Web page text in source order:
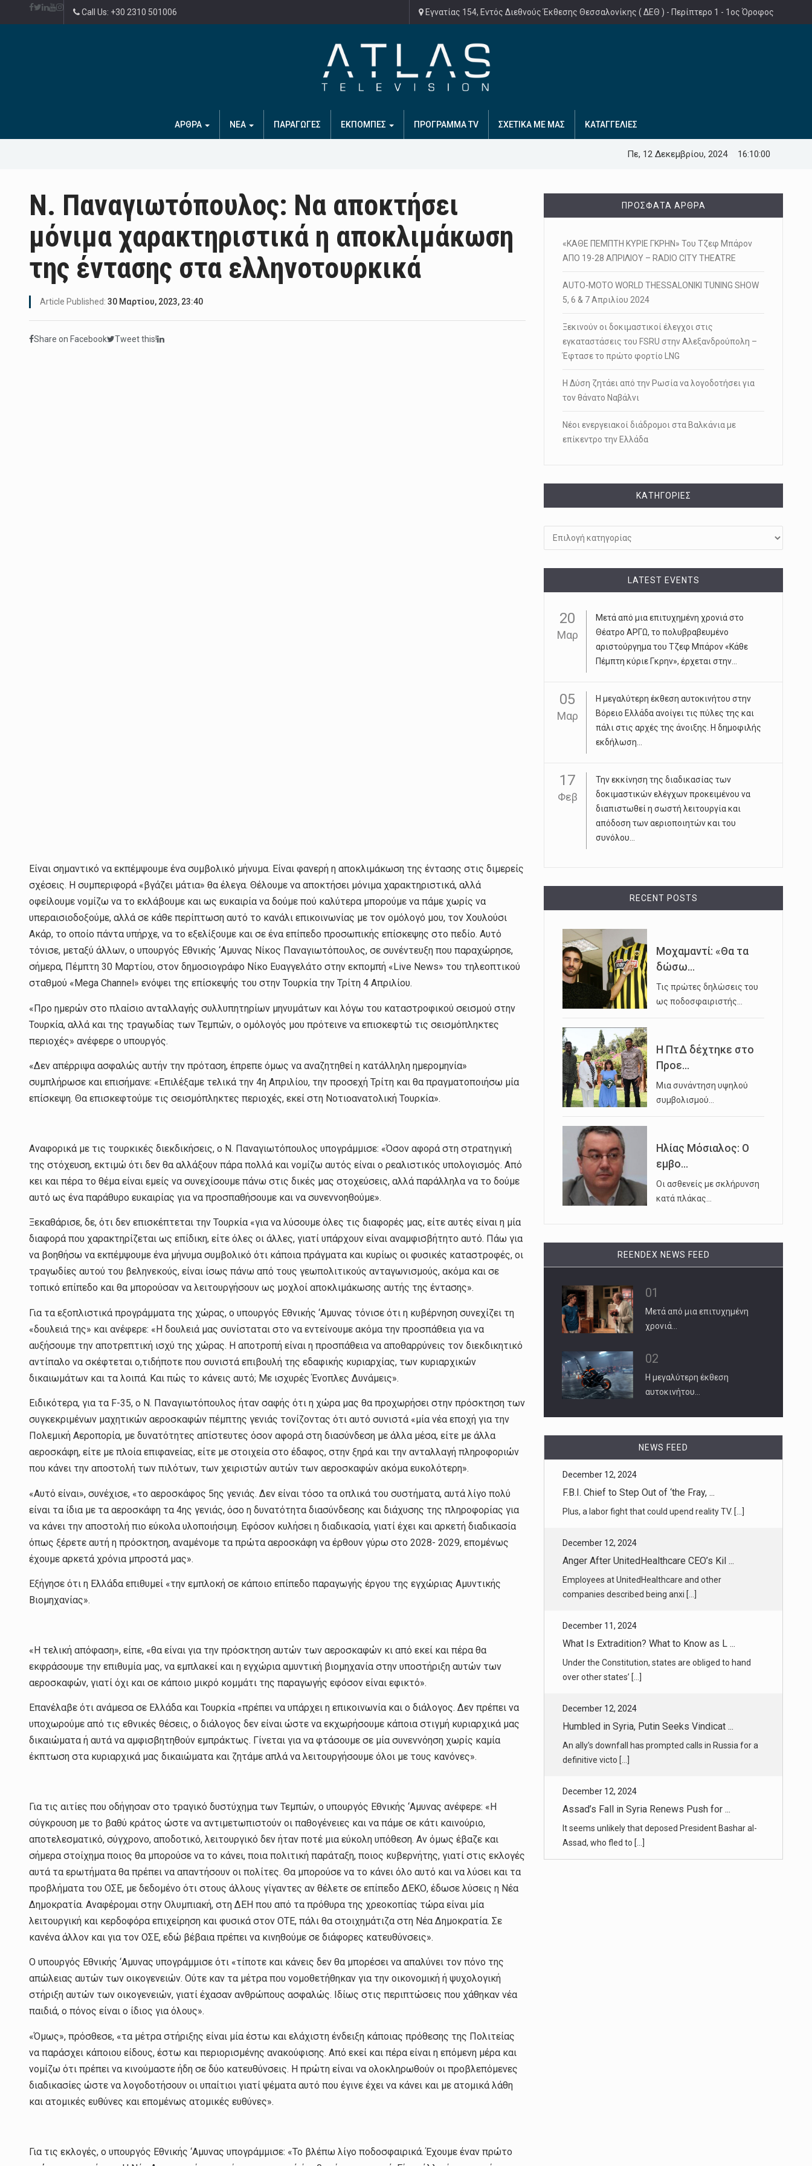
Call Us: +30 2310 501006 Εγνατίας 154, Εντός Διεθνούς Έκθεσης Θεσσαλονίκης ( ΔΕΘ ) - Περίπτερο 1 - 1ος Όροφος
ΑΡΘΡΑ ΝΕΑ ΠΑΡΑΓΩΓΕΣ ΕΚΠΟΜΠΕΣ ΠΡΟΓΡΑΜΜΑ TV ΣΧΕΤΙΚΑ ΜΕ ΜΑΣ ΚΑΤΑΓΓΕΛΙΕΣ
16:10:01
Πε, 12 Δεκεμβρίου, 2024
Ν. Παναγιωτόπουλος: Να αποκτήσει
μόνιμα χαρακτηριστικά η αποκλιμάκωση
της έντασης στα ελληνοτουρκικά
Article Published: 30 Μαρτίου, 2023, 23:40
Share on Facebook Tweet this!
Είναι σημαντικό να εκπέμψουμε ένα συμβολικό μήνυμα. Είναι φανερή η αποκλιμάκωση της έντασης στις διμερείς
σχέσεις. Η συμπεριφορά «βγάζει μάτια» θα έλεγα. Θέλουμε να αποκτήσει μόνιμα χαρακτηριστικά, αλλά
οφείλουμε νομίζω να το εκλάβουμε και ως ευκαιρία να δούμε πού καλύτερα μπορούμε να πάμε χωρίς να
υπεραισιοδοξούμε, αλλά σε κάθε περίπτωση αυτό το κανάλι επικοινωνίας με τον ομόλογό μου, τον Χουλούσι
Ακάρ, το οποίο πάντα υπήρχε, να το εξελίξουμε και σε ένα επίπεδο προσωπικής επίσκεψης στο πεδίο. Αυτό
τόνισε, μεταξύ άλλων, ο υπουργός Εθνικής ‘Αμυνας Νίκος Παναγιωτόπουλος, σε συνέντευξη που παραχώρησε,
σήμερα, Πέμπτη 30 Μαρτίου, στον δημοσιογράφο Νίκο Ευαγγελάτο στην εκπομπή «Live News» του τηλεοπτικού
σταθμού «Mega Channel» ενόψει της επίσκεψής του στην Τουρκία την Τρίτη 4 Απριλίου.
«Προ ημερών στο πλαίσιο ανταλλαγής συλλυπητηρίων μηνυμάτων και λόγω του καταστροφικού σεισμού στην
Τουρκία, αλλά και της τραγωδίας των Τεμπών, ο ομόλογός μου πρότεινε να επισκεφτώ τις σεισμόπληκτες
περιοχές» ανέφερε ο υπουργός.
«Δεν απέρριψα ασφαλώς αυτήν την πρόταση, έπρεπε όμως να αναζητηθεί η κατάλληλη ημερομηνία»
συμπλήρωσε και επισήμανε: «Επιλέξαμε τελικά την 4η Απριλίου, την προσεχή Τρίτη και θα πραγματοποιήσω μία
επίσκεψη. Θα επισκεφτούμε τις σεισμόπληκτες περιοχές, εκεί στη Νοτιοανατολική Τουρκία».
Αναφορικά με τις τουρκικές διεκδικήσεις, ο Ν. Παναγιωτόπουλος υπογράμμισε: «Όσον αφορά στη στρατηγική
της στόχευση, εκτιμώ ότι δεν θα αλλάξουν πάρα πολλά και νομίζω αυτός είναι ο ρεαλιστικός υπολογισμός. Από
κει και πέρα το θέμα είναι εμείς να συνεχίσουμε πάνω στις δικές μας στοχεύσεις, αλλά παράλληλα να το δούμε
αυτό ως ένα παράθυρο ευκαιρίας για να προσπαθήσουμε και να συνεννοηθούμε».
Ξεκαθάρισε, δε, ότι δεν επισκέπτεται την Τουρκία «για να λύσουμε όλες τις διαφορές μας, είτε αυτές είναι η μία
διαφορά που χαρακτηρίζεται ως επίδικη, είτε όλες οι άλλες, γιατί υπάρχουν είναι αναμφισβήτητο αυτό. Πάω για
να βοηθήσω να εκπέμψουμε ένα μήνυμα συμβολικό ότι κάποια πράγματα και κυρίως οι φυσικές καταστροφές, οι
τραγωδίες αυτού του βεληνεκούς, είναι ίσως πάνω από τους γεωπολιτικούς ανταγωνισμούς, ακόμα και σε
τοπικό επίπεδο και θα μπορούσαν να λειτουργήσουν ως μοχλοί αποκλιμάκωσης αυτής της έντασης».
Για τα εξοπλιστικά προγράμματα της χώρας, ο υπουργός Εθνικής ‘Αμυνας τόνισε ότι η κυβέρνηση συνεχίζει τη
«δουλειά της» και ανέφερε: «Η δουλειά μας συνίσταται στο να εντείνουμε ακόμα την προσπάθεια για να
αυξήσουμε την αποτρεπτική ισχύ της χώρας. Η αποτροπή είναι η προσπάθεια να αποθαρρύνεις τον διεκδικητικό
αντίπαλο να σκέφτεται ο,τιδήποτε που συνιστά επιβουλή της εδαφικής κυριαρχίας, των κυριαρχικών
δικαιωμάτων και τα λοιπά. Και πώς το κάνεις αυτό; Με ισχυρές Ένοπλες Δυνάμεις».
Ειδικότερα, για τα F-35, ο Ν. Παναγιωτόπουλος ήταν σαφής ότι η χώρα μας θα προχωρήσει στην πρόσκτηση των
συγκεκριμένων μαχητικών αεροσκαφών πέμπτης γενιάς τονίζοντας ότι αυτό συνιστά «μία νέα εποχή για την
Πολεμική Αεροπορία, με δυνατότητες απίστευτες όσον αφορά στη διασύνδεση με άλλα μέσα, είτε με άλλα
αεροσκάφη, είτε με πλοία επιφανείας, είτε με στοιχεία στο έδαφος, στην ξηρά και την ανταλλαγή πληροφοριών
που κάνει την αποστολή των πιλότων, των χειριστών αυτών των αεροσκαφών ακόμα ευκολότερη».
«Αυτό είναι», συνέχισε, «το αεροσκάφος 5ης γενιάς. Δεν είναι τόσο τα οπλικά του συστήματα, αυτά λίγο πολύ
είναι τα ίδια με τα αεροσκάφη τα 4ης γενιάς, όσο η δυνατότητα διασύνδεσης και διάχυσης της πληροφορίας για
να κάνει την αποστολή πιο εύκολα υλοποιήσιμη. Εφόσον κυλήσει η διαδικασία, γιατί έχει και αρκετή διαδικασία
όπως ξέρετε αυτή η πρόσκτηση, αναμένομε τα πρώτα αεροσκάφη να έρθουν γύρω στο 2028- 2029, επομένως
έχουμε αρκετά χρόνια μπροστά μας».
Εξήγησε ότι η Ελλάδα επιθυμεί «την εμπλοκή σε κάποιο επίπεδο παραγωγής έργου της εγχώριας Αμυντικής
Βιομηχανίας».
«Η τελική απόφαση», είπε, «θα είναι για την πρόσκτηση αυτών των αεροσκαφών κι από εκεί και πέρα θα
εκφράσουμε την επιθυμία μας, να εμπλακεί και η εγχώρια αμυντική βιομηχανία στην υποστήριξη αυτών των
αεροσκαφών, γιατί όχι και σε κάποιο μικρό κομμάτι της παραγωγής εφόσον είναι εφικτό».
Επανέλαβε ότι ανάμεσα σε Ελλάδα και Τουρκία «πρέπει να υπάρχει η επικοινωνία και ο διάλογος. Δεν πρέπει να
υποχωρούμε από τις εθνικές θέσεις, ο διάλογος δεν είναι ώστε να εκχωρήσουμε κάποια στιγμή κυριαρχικά μας
δικαιώματα ή αυτά να αμφισβητηθούν εμπράκτως. Γίνεται για να φτάσουμε σε μία συνεννόηση χωρίς καμία
έκπτωση στα κυριαρχικά μας δικαιώματα και ζητάμε απλά να λειτουργήσουμε όλοι με τους κανόνες».
Για τις αιτίες που οδήγησαν στο τραγικό δυστύχημα των Τεμπών, ο υπουργός Εθνικής ‘Αμυνας ανέφερε: «Η
σύγκρουση με το βαθύ κράτος ώστε να αντιμετωπιστούν οι παθογένειες και να πάμε σε κάτι καινούριο,
αποτελεσματικό, σύγχρονο, αποδοτικό, λειτουργικό δεν ήταν ποτέ μια εύκολη υπόθεση. Αν όμως έβαζε και
σήμερα στοίχημα ποιος θα μπορούσε να το κάνει, ποια πολιτική παράταξη, ποιος κυβερνήτης, γιατί στις εκλογές
αυτά τα ερωτήματα θα πρέπει να απαντήσουν οι πολίτες. Θα μπορούσε να το κάνει όλο αυτό και να λύσει και τα
προβλήματα του ΟΣΕ, με δεδομένο ότι στους άλλους γίγαντες αν θέλετε σε επίπεδο ΔΕΚΟ, έδωσε λύσεις η Νέα
Δημοκρατία. Αναφέρομαι στην Ολυμπιακή, στη ΔΕΗ που από τα πρόθυρα της χρεοκοπίας τώρα είναι μία
λειτουργική και κερδοφόρα επιχείρηση και φυσικά στον ΟΤΕ, πάλι θα στοιχημάτιζα στη Νέα Δημοκρατία. Σε
κανένα άλλον και για τον ΟΣΕ, εδώ βέβαια πρέπει να κινηθούμε σε διάφορες κατευθύνσεις».
Ο υπουργός Εθνικής ‘Αμυνας υπογράμμισε ότι «τίποτε και κάνεις δεν θα μπορέσει να απαλύνει τον πόνο της
απώλειας αυτών των οικογενειών. Ούτε καν τα μέτρα που νομοθετήθηκαν για την οικονομική ή ψυχολογική
στήριξη αυτών των οικογενειών, γιατί έχασαν ανθρώπους ασφαλώς. Ιδίως στις περιπτώσεις που χάθηκαν νέα
παιδιά, ο πόνος είναι ο ίδιος για όλους».
«Όμως», πρόσθεσε, «τα μέτρα στήριξης είναι μία έστω και ελάχιστη ένδειξη κάποιας πρόθεσης της Πολιτείας
να παράσχει κάποιου είδους, έστω και περιορισμένης ανακούφισης. Από εκεί και πέρα είναι η επόμενη μέρα και
νομίζω ότι πρέπει να κινούμαστε ήδη σε δύο κατευθύνσεις. Η πρώτη είναι να ολοκληρωθούν οι προβλεπόμενες
διαδικασίες ώστε να λογοδοτήσουν οι υπαίτιοι γιατί ψέματα αυτό που έγινε έχει να κάνει και με ατομικά λάθη
και ατομικές ευθύνες και επομένως ατομικές ευθύνες».
Για τις εκλογές, ο υπουργός Εθνικής ‘Αμυνας υπογράμμισε: «Το βλέπω λίγο ποδοσφαιρικά. Έχουμε έναν πρώτο
ΠΡΌΣΦΑΤΑ ΆΡΘΡΑ
«ΚΑΘΕ ΠΕΜΠΤΗ ΚΥΡΙΕ ΓΚΡΗΝ» Του Τζεφ Μπάρον
ΑΠΟ 19-28 ΑΠΡΙΛΙΟΥ – RADIO CITY THEATRE
AUTO-MOTO WORLD THESSALONIKI TUNING SHOW
5, 6 & 7 Απριλίου 2024
Ξεκινούν οι δοκιμαστικοί έλεγχοι στις
εγκαταστάσεις του FSRU στην Αλεξανδρούπολη –
Έφτασε το πρώτο φορτίο LNG
Η Δύση ζητάει από την Ρωσία να λογοδοτήσει για
τον θάνατο Ναβάλνι
Νέοι ενεργειακοί διάδρομοι στα Βαλκάνια με
επίκεντρο την Ελλάδα
KΑΤΗΓΟΡΊΕΣ
LATEST EVENTS
20
Μαρ
Μετά από μια επιτυχημένη χρονιά στο
Θέατρο ΑΡΓΩ, το πολυβραβευμένο
αριστούργημα του Τζεφ Μπάρον «Κάθε
Πέμπτη κύριε Γκρην», έρχεται στην...
05
Μαρ
Η μεγαλύτερη έκθεση αυτοκινήτου στην
Βόρειο Ελλάδα ανοίγει τις πύλες της και
πάλι στις αρχές της άνοιξης. Η δημοφιλής
εκδήλωση...
17
Φεβ
Την εκκίνηση της διαδικασίας των
δοκιμαστικών ελέγχων προκειμένου να
διαπιστωθεί η σωστή λειτουργία και
απόδοση των αεριοποιητών και του
συνόλου...
RECENT POSTS
Μοχαμαντί: «Θα τα
δώσω...
Τις πρώτες δηλώσεις του
ως ποδοσφαιριστής…
Η ΠτΔ δέχτηκε στο
Προε...
Μια συνάντηση υψηλού
συμβολισμού…
Ηλίας Μόσιαλος: Ο
εμβο...
Οι ασθενείς με σκλήρυνση
κατά πλάκας…
REENDEX NEWS FEED
01
Μετά από μια επιτυχημένη
χρονιά…
02
Η μεγαλύτερη έκθεση
αυτοκινήτου…
NEWS FEED
December 12, 2024
Anger After UnitedHealthcare CEO’s Kil ...
Employees at UnitedHealthcare and other
December 11, 2024
What Is Extradition? What to Know as L ...
Under the Constitution, states are obliged to hand
December 12, 2024
Humbled in Syria, Putin Seeks Vindicat ...
An ally’s downfall has prompted calls in Russia for a
December 12, 2024
Assad’s Fall in Syria Renews Push for ...
It seems unlikely that deposed President Bashar al-
December 12, 2024
In Aleppo, Jubilant Syrians Return to ...
Though excitement and frenzy were on full display in
some parts of Ale [...]